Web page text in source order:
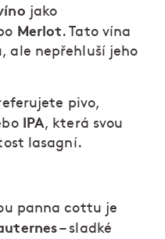
jako
Merlot. Tato vína
ale nepřehluší jeho
pivo,
IPA, která svou
lasagní.
panna cottu je
– sladké